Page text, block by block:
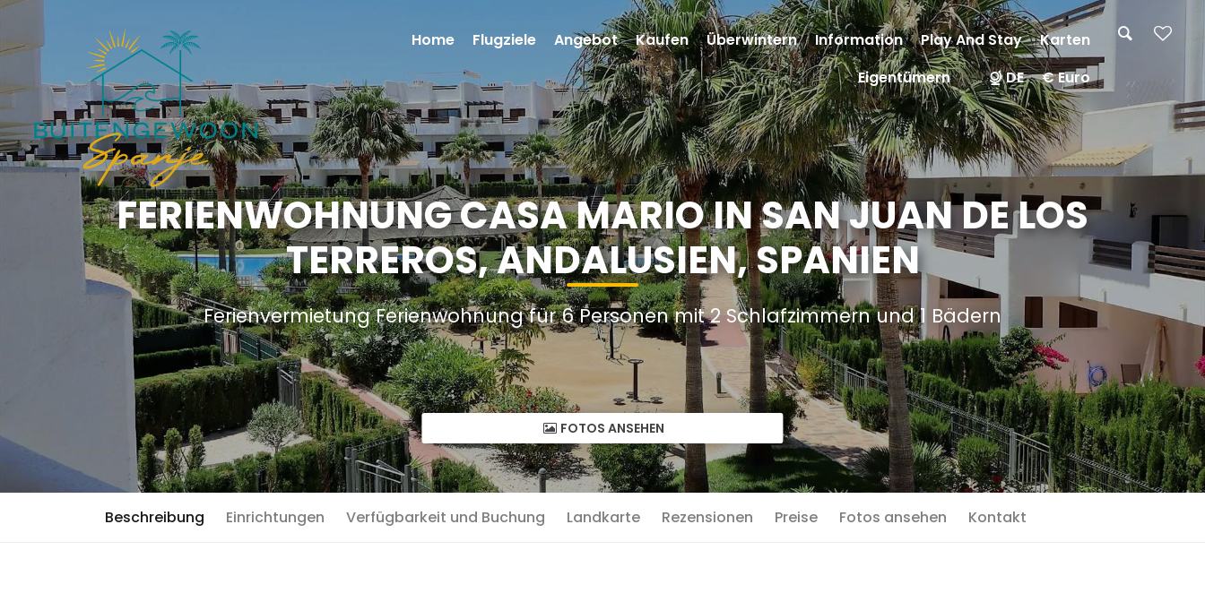
FERIENWOHNUNG CASA MARIO IN SAN JUAN DE LOS
TERREROS, ANDALUSIEN, SPANIEN
Ferienvermietung Ferienwohnung für 6 Personen mit 2 Schlafzimmern und 1 Bädern
FOTOS ANSEHEN
Beschreibung Einrichtungen Verfügbarkeit und Buchung Landkarte Rezensionen Preise Fotos ansehen Kontakt
Home Flugziele Angebot Kaufen Überwintern Information Play And Stay
Karten
Eigentümern
DE € Euro